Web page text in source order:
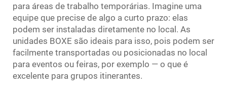
para áreas de trabalho temporárias. Imagine uma
equipe que precise de algo a curto prazo: elas
podem ser instaladas diretamente no local. As
unidades BOXE são ideais para isso, pois podem ser
facilmente transportadas ou posicionadas no local
para eventos ou feiras, por exemplo — o que é
excelente para grupos itinerantes.